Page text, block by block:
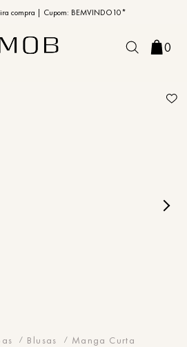
| 5%OFF - Seu look merece!
compra | Cupom: BEMVINDO10*
0
Blusas Manga Curta